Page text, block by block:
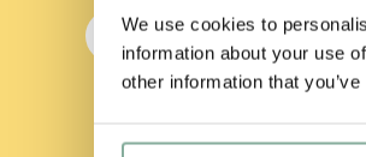
We use cookies to
information about your use
other information that
DIE PIPPI-LANGSTRUMPF-